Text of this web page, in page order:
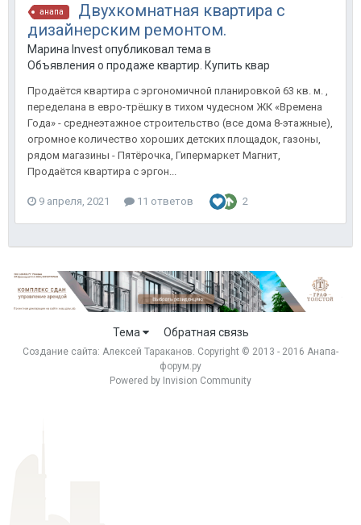
анапа
Двухкомнатная квартира с
дизайнерским ремонтом.
Марина Invest опубликовал тема в
Объявления о продаже квартир. Купить квартиру в Анапе.
Продаётся квартира с эргономичной планировкой 63 кв. м. ,
переделана в евро-трёшку в тихом чудесном ЖК «Времена
Года» - среднеэтажное строительство (все дома 8-этажные),
огромное количество хороших детских площадок, газоны,
рядом магазины - Пятёрочка, Гипермаркет Магнит,
Продаётся квартира с эргон...
9 апреля, 2021 11 ответов 2
Тема Обратная связь
Создание сайта: Алексей Тараканов . Copyright © 2013 - 2016 Анапа-
форум.ру
Powered by Invision Community